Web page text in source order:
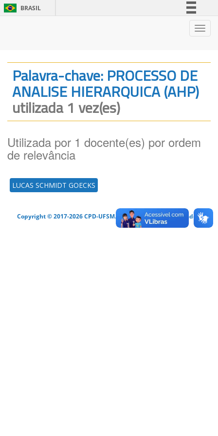
BRASIL
Legislação
Canais
Palavra-chave: PROCESSO DE
ANALISE HIERARQUICA (AHP)
utilizada 1 vez(es)
Utilizada por 1 docente(es) por ordem
de relevância
LUCAS SCHMIDT GOECKS
Copyright © 2017-2026 CPD-UFSM. Todos os direitos reservados.